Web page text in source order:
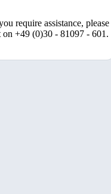
require assistance, please
+49 (0)30 - 81097 - 601.